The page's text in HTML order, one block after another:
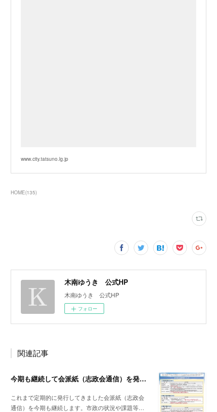
www.city.tatsuno.lg.jp
HOME(135)
木南ゆうき 公式HP
木南ゆうき 公式HP
フォロー
関連記事
今期も継続して会派紙（志政会通信）を発行します
これまで定期的に発行してきました会派紙（志政会
通信）を今期も継続します。市政の状況や課題等…